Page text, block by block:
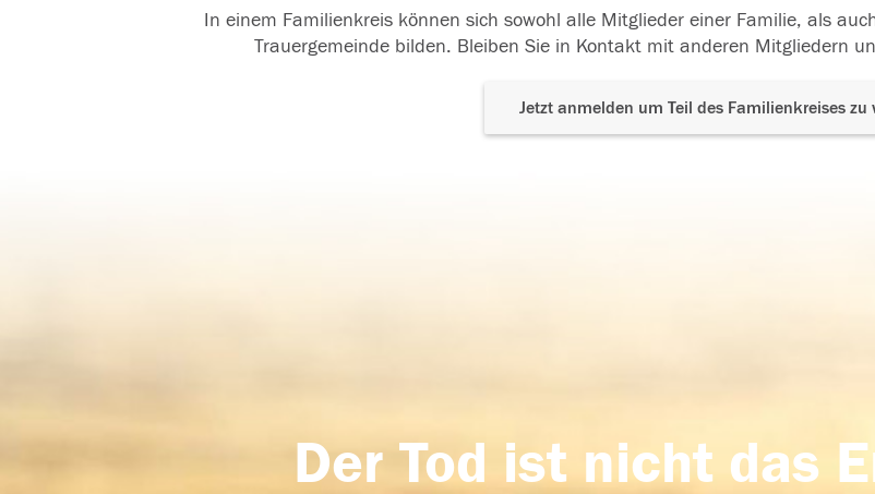
In einem Familienkreis können sich sowohl alle Mitglieder einer Familie, als
Trauergemeinde bilden. Bleiben Sie in Kontakt mit anderen Mitgliedern
Jetzt anmelden um Teil des Familienkreises zu
Der Tod ist nicht das